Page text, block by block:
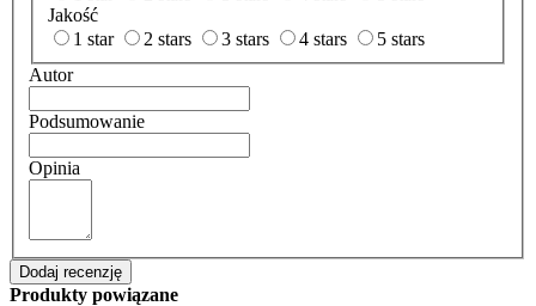
Jakość
1 star
2 stars 3 stars 4 stars
5 stars
Autor
Podsumowanie
Opinia
Dodaj recenzję
Produkty powiązane